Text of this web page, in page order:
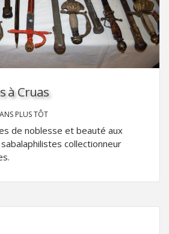
à Cruas
PLUS TÔT
de noblesse et beauté aux
collectionneur